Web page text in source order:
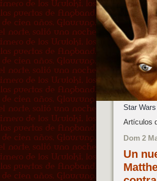
Star Wars
Artículos
Dom 2
Un